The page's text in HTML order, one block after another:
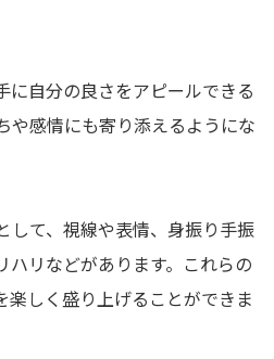
に自分の良さをアピールできる
や感情にも寄り添えるようにな
して、視線や表情、身振り手振
ハリなどがあります。これらの
楽しく盛り上げることができま